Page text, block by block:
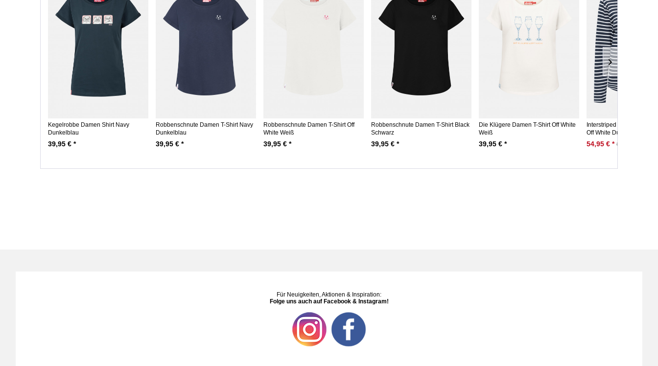
Kegelrobbe Damen Shirt Navy
Dunkelblau
39,95 € *
Robbenschnute Damen T-Shirt Navy
Dunkelblau
39,95 € *
Robbenschnute Damen T-Shirt Off
White Weiß
39,95 € *
Robbenschnute Damen T-Shirt Black
Schwarz
39,95 € *
Die Klügere Damen T-Shirt Off White
Weiß
39,95 € *
Interstriped Damen
Off White Dunkelblau...
54,95 € * 69,95 € *
Für Neuigkeiten, Aktionen & Inspiration:
Folge uns auch auf Facebook & Instagram!